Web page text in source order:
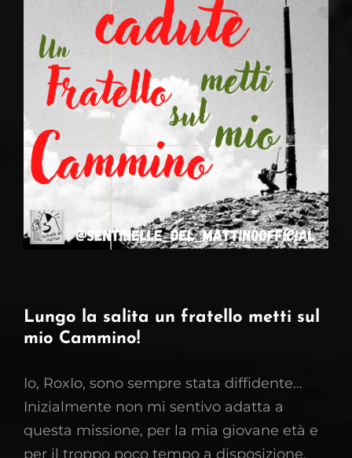
Lungo la salita un fratello metti sul
mio Cammino!
Io, RoxIo, sono sempre stata diffidente…
Inizialmente non mi sentivo adatta a
questa missione, per la mia giovane età e
per il troppo poco tempo a disposizione,